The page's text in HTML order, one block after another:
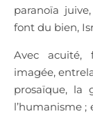
paranoïa
font du bien,
Avec acuité,
imagée,
prosaïque, la
l’humanisme